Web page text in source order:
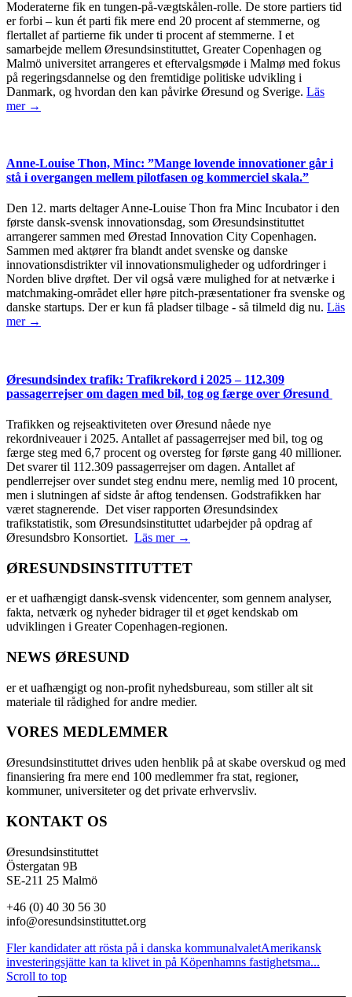
Moderaterne fik en tungen-på-vægtskålen-rolle. De store partiers tid
er forbi – kun ét parti fik mere end 20 procent af stemmerne, og
flertallet af partierne fik under ti procent af stemmerne. I et
samarbejde mellem Øresundsinstituttet, Greater Copenhagen og
Malmö universitet arrangeres et eftervalgsmøde i Malmø med fokus
på regeringsdannelse og den fremtidige politiske udvikling i
Danmark, og hvordan den kan påvirke Øresund og Sverige. Läs
mer →
Anne-Louise Thon, Minc: ”Mange lovende innovationer går i
stå i overgangen mellem pilotfasen og kommerciel skala.”
Den 12. marts deltager Anne-Louise Thon fra Minc Incubator i den
første dansk-svensk innovationsdag, som Øresundsinstituttet
arrangerer sammen med Ørestad Innovation City Copenhagen.
Sammen med aktører fra blandt andet svenske og danske
innovationsdistrikter vil innovationsmuligheder og udfordringer i
Norden blive drøftet. Der vil også være mulighed for at netværke i
matchmaking-området eller høre pitch-præsentationer fra svenske og
danske startups. Der er kun få pladser tilbage - så tilmeld dig nu. Läs
mer →
Øresundsindex trafik: Trafikrekord i 2025 – 112.309
passagerrejser om dagen med bil, tog og færge over Øresund
Trafikken og rejseaktiviteten over Øresund nåede nye
rekordniveauer i 2025. Antallet af passagerrejser med bil, tog og
færge steg med 6,7 procent og oversteg for første gang 40 millioner.
Det svarer til 112.309 passagerrejser om dagen. Antallet af
pendlerrejser over sundet steg endnu mere, nemlig med 10 procent,
men i slutningen af sidste år aftog tendensen. Godstrafikken har
været stagnerende. Det viser rapporten Øresundsindex
trafikstatistik, som Øresundsinstituttet udarbejder på opdrag af
Øresundsbro Konsortiet. Läs mer →
ØRESUNDSINSTITUTTET
er et uafhængigt dansk-svensk videncenter, som gennem analyser,
fakta, netværk og nyheder bidrager til et øget kendskab om
udviklingen i Greater Copenhagen-regionen.
NEWS ØRESUND
er et uafhængigt og non-profit nyhedsbureau, som stiller alt sit
materiale til rådighed for andre medier.
VORES MEDLEMMER
Øresundsinstituttet drives uden henblik på at skabe overskud og med
finansiering fra mere end 100 medlemmer fra stat, regioner,
kommuner, universiteter og det private erhvervsliv.
KONTAKT OS
Øresundsinstituttet
Östergatan 9B
SE-211 25 Malmö
+46 (0) 40 30 56 30
info@oresundsinstituttet.org
Fler kandidater att rösta på i danska kommunalvaletAmerikansk
investeringsjätte kan ta klivet in på Köpenhamns fastighetsma...
Scroll to top